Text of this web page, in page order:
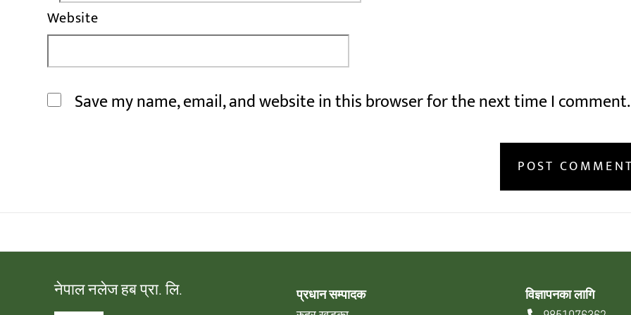
Website
Save my name, email, and website in this browser for the next time I comment.
नेपाल नलेज हब प्रा. लि.
प्रधान सम्पादक
विज्ञापनका लागि